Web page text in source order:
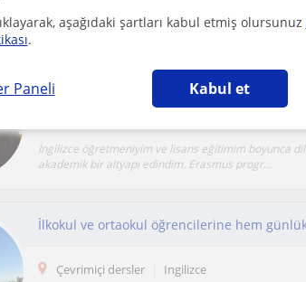
aşağıdaki şartları kabul etmiş olursunuz
.
Paneli Kabul et
hedeflerine ve öğrenme hızına göre planla...
İngilizce öğretmeniyim ve lisans eğitimim boyunca
akademik bir altyapı edindim. Erasmus progr...
İlkokul ve ortaokul öğrencilerine hem
Çevrimiçi dersler Ingilizce